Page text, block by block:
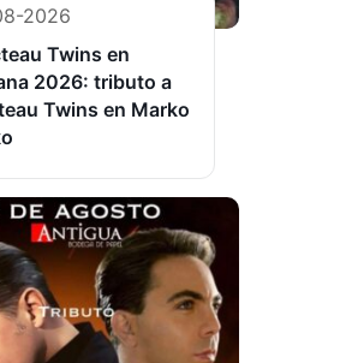
2026
Twins en
2026: tributo a
Twins en Marko